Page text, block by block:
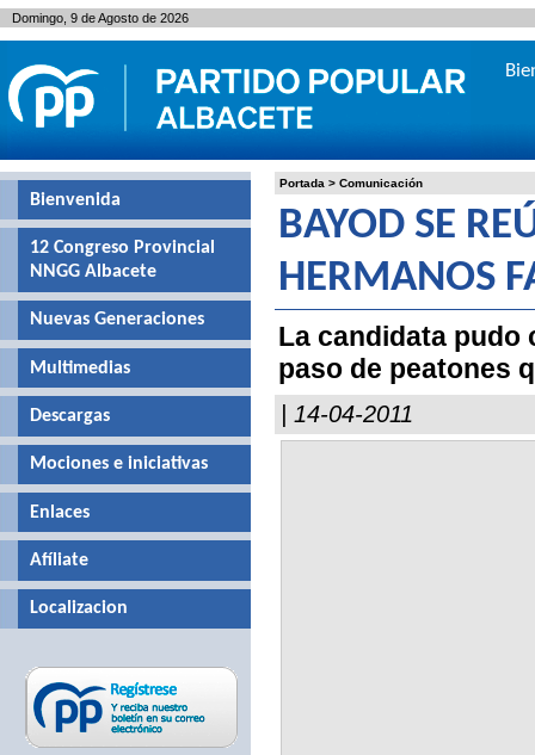
Portada > Comunicación
BAYOD SE
HERMANOS
La candidata pudo
paso de peatones
| 14-04-2011
Bienvenida
12 Congreso Provincial
NNGG Albacete
Nuevas Generaciones
Multimedias
Descargas
Mociones e iniciativas
Enlaces
Afíliate
Localizacion
Domingo, 9 de Agosto de 2026